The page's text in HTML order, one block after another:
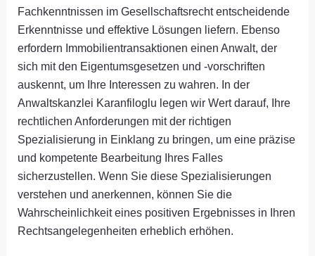
Fachkenntnissen im Gesellschaftsrecht entscheidende
Erkenntnisse und effektive Lösungen liefern. Ebenso
erfordern Immobilientransaktionen einen Anwalt, der
sich mit den Eigentumsgesetzen und -vorschriften
auskennt, um Ihre Interessen zu wahren. In der
Anwaltskanzlei Karanfiloglu legen wir Wert darauf, Ihre
rechtlichen Anforderungen mit der richtigen
Spezialisierung in Einklang zu bringen, um eine präzise
und kompetente Bearbeitung Ihres Falles
sicherzustellen. Wenn Sie diese Spezialisierungen
verstehen und anerkennen, können Sie die
Wahrscheinlichkeit eines positiven Ergebnisses in Ihren
Rechtsangelegenheiten erheblich erhöhen.